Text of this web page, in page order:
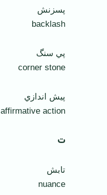
پسزنش
backlash
پي سنگ
corner stone
پيش اندازي
affirmative action
ت
تابش
nuance